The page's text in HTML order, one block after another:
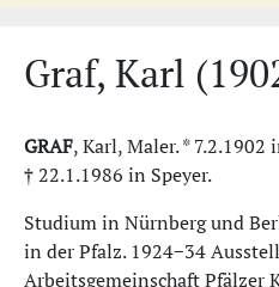
Graf, Karl
GRAF, Karl, Maler. * 7.2.1902
† 22.1.1986 in Speyer.
Studium in Nürnberg und
in der Pfalz. 1924−34
Arbeitsgemeinschaft Pfälzer